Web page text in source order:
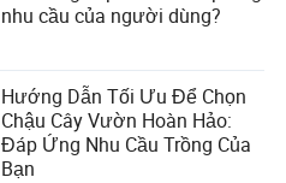
nhu cầu của người dùng?
Hướng Dẫn Tối Ưu Để Chọn
Chậu Cây Vườn Hoàn Hảo:
Đáp Ứng Nhu Cầu Trồng Của
Bạn